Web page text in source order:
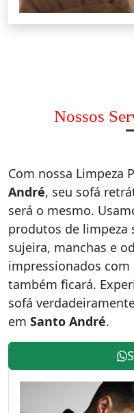
Nossos
Com nossa Limpeza
André, seu sofá
será o mesmo.
produtos de limpeza
sujeira, manchas e
impressionados
também ficará.
sofá
em Santo André.